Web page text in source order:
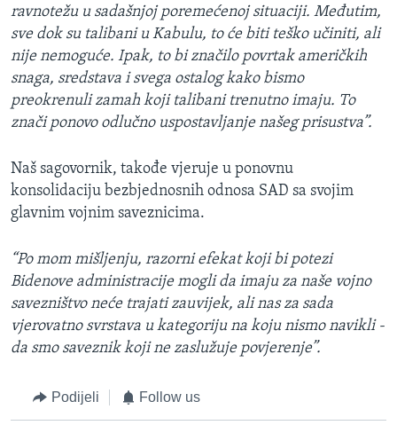
ravnotežu u sadašnjoj poremećenoj situaciji. Međutim,
sve dok su talibani u Kabulu, to će biti teško učiniti, ali
nije nemoguće. Ipak, to bi značilo povrtak američkih
snaga, sredstava i svega ostalog kako bismo
preokrenuli zamah koji talibani trenutno imaju. To
znači ponovo odlučno uspostavljanje našeg prisustva”.
Naš sagovornik, takođe vjeruje u ponovnu
konsolidaciju bezbjednosnih odnosa SAD sa svojim
glavnim vojnim saveznicima.
“Po mom mišljenju, razorni efekat koji bi potezi
Bidenove administracije mogli da imaju za naše vojno
savezništvo neće trajati zauvijek, ali nas za sada
vjerovatno svrstava u kategoriju na koju nismo navikli -
da smo saveznik koji ne zaslužuje povjerenje”.
Podijeli Follow us